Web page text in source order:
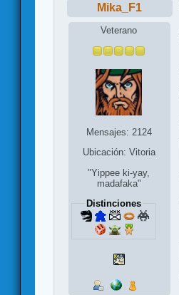
Mika_F1
Veterano
Mensajes: 2124
Ubicación: Vitoria
"Yippee ki-yay,
madafaka"
Distinciones